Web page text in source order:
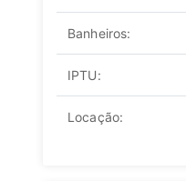
Banheiros:
IPTU:
Locação: